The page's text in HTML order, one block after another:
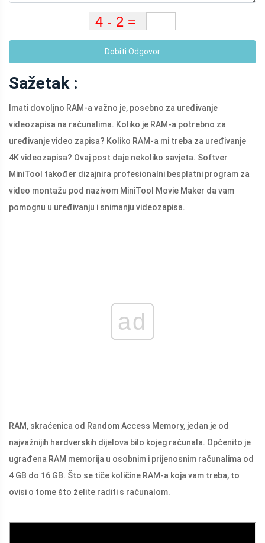
Dobiti Odgovor
Sažetak :
Imati dovoljno RAM-a važno je, posebno za uređivanje
videozapisa na računalima. Koliko je RAM-a potrebno za
uređivanje video zapisa? Koliko RAM-a mi treba za uređivanje
4K videozapisa? Ovaj post daje nekoliko savjeta. Softver
MiniTool također dizajnira profesionalni besplatni program za
video montažu pod nazivom MiniTool Movie Maker da vam
pomognu u uređivanju i snimanju videozapisa.
ad
RAM, skraćenica od Random Access Memory, jedan je od
najvažnijih hardverskih dijelova bilo kojeg računala. Općenito je
ugrađena RAM memorija u osobnim i prijenosnim računalima od
4 GB do 16 GB. Što se tiče količine RAM-a koja vam treba, to
ovisi o tome što želite raditi s računalom.